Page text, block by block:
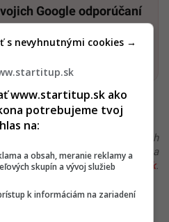
Google odporúčaní
preferovaný zdroj
správy a aktuality
V prípade, že máš postreh
v článku chybu, napíš nám na
redakcia@startitup.sk.
www.startitup.sk ako
potrebujeme tvoj
na:
a obsah, meranie reklamy a
skupín a vývoj služieb
k informáciám na zariadení
s nevyhnutnými cookies →